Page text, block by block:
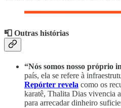
📮 Outras histórias
“Nós somos nosso próprio
país, ela se refere à
Repórter revela como os
karatê, Thalita Dias vivencia
para arrecadar dinheiro